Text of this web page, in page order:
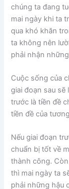
chúng ta đang
mai ngày khi ta
qua khó khăn
ta không nên
phải nhận
Cuộc sống của
giai đoạn sau sẽ
trước là tiền đề
tiền đề của
Nếu giai đoạn
chuẩn bị tốt về
thành công.
thì mai ngày ta
phải những hậu